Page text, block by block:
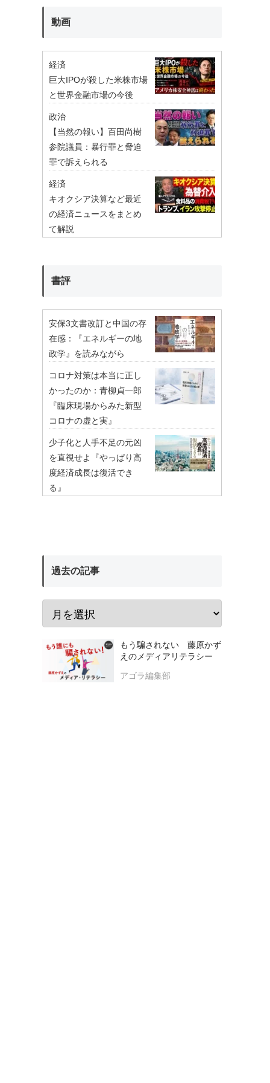
動画
経済
巨大IPOが殺した米株市場
と世界金融市場の今後
政治
【当然の報い】百田尚樹
参院議員：暴行罪と脅迫
罪で訴えられる
経済
キオクシア決算など最近
の経済ニュースをまとめ
て解説
書評
安保3文書改訂と中国の存
在感：『エネルギーの地
政学』を読みながら
コロナ対策は本当に正し
かったのか：青柳貞一郎
『臨床現場からみた新型
コロナの虚と実』
少子化と人手不足の元凶
を直視せよ『やっぱり高
度経済成長は復活でき
る』
過去の記事
もう騙されない 藤原かず
えのメディアリテラシー
アゴラ編集部